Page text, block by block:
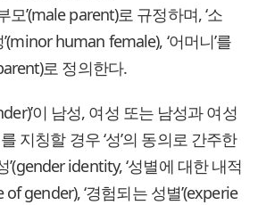
모’(male parent)로 규정하며, ‘소
’(minor human female), ‘어머니’를
로 정의한다.
이 남성, 여성 또는 남성과 여성
지칭할 경우 ‘성’의 동의로 간주한
’(gender identity, ‘성별에 대한 내적
gender), ‘경험되는 성별’(experie